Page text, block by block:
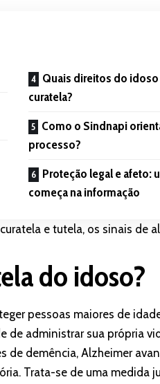
Quais direitos do
curatela?
Como o Sindnapi
processo?
Proteção legal e afeto:
começa na informação
e tutela, os sinais de
do idoso?
pessoas maiores de
administrar sua própria
de demência, Alzheimer
Trata-se de uma medida